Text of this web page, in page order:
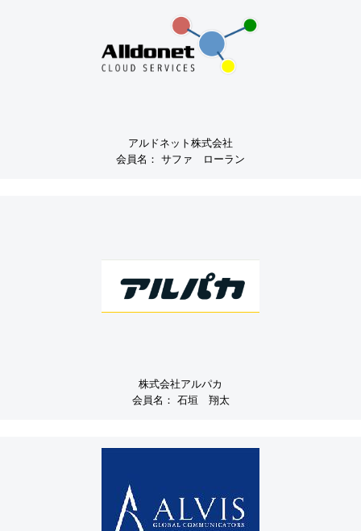
アルドネット株式会社
会員名： サファ ローラン
株式会社アルパカ
会員名： 石垣 翔太